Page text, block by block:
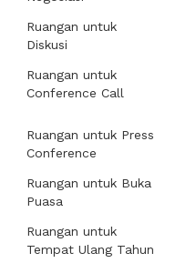
Ruangan untuk
Diskusi
Ruangan untuk
Conference Call
Ruangan untuk Press
Conference
Ruangan untuk Buka
Puasa
Ruangan untuk
Tempat Ulang Tahun